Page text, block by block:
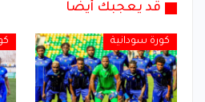
قد يعجبك أيضا
كورة سودانية